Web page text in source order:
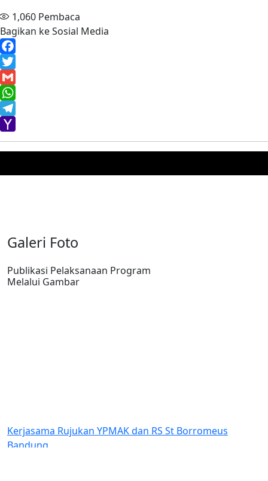
1,060 Pembaca
Bagikan ke Sosial Media
Facebook
Twitter
Gmail
WhatsApp
Telegram
Yahoo
Mail
Galeri Foto
Publikasi Pelaksanaan Program
Melalui Gambar
Rujukan YPMAK dan RS St Borromeus